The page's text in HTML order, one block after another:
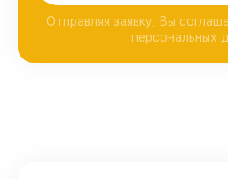
Отправляя заявку, Вы
персональных